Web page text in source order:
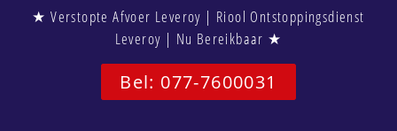
★ Verstopte Afvoer Leveroy | Riool Ontstoppingsdienst
Leveroy | Nu Bereikbaar ★
Bel: 077-7600031